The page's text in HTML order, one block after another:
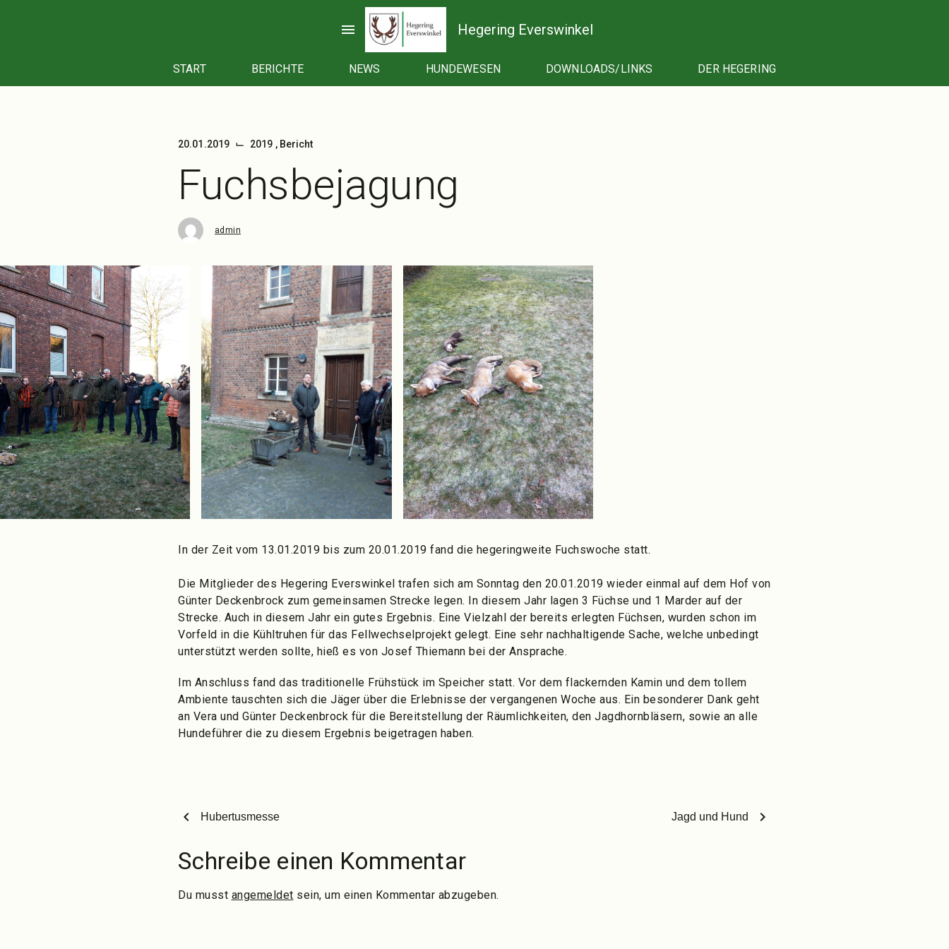
menu Hegering Everswinkel
START BERICHTE NEWS HUNDEWESEN DOWNLOADS/LINKS DER HEGERING
20.01.2019 ⌙ 2019 , Bericht
Fuchsbejagung
admin
In der Zeit vom 13.01.2019 bis zum 20.01.2019 fand die hegeringweite Fuchswoche statt.
Die Mitglieder des Hegering Everswinkel trafen sich am Sonntag den 20.01.2019 wieder einmal auf dem Hof von
Günter Deckenbrock zum gemeinsamen Strecke legen. In diesem Jahr lagen 3 Füchse und 1 Marder auf der
Strecke. Auch in diesem Jahr ein gutes Ergebnis. Eine Vielzahl der bereits erlegten Füchsen, wurden schon im
Vorfeld in die Kühltruhen für das Fellwechselprojekt gelegt. Eine sehr nachhaltigende Sache, welche unbedingt
unterstützt werden sollte, hieß es von Josef Thiemann bei der Ansprache.
Im Anschluss fand das traditionelle Frühstück im Speicher statt. Vor dem flackernden Kamin und dem tollem
Ambiente tauschten sich die Jäger über die Erlebnisse der vergangenen Woche aus. Ein besonderer Dank geht
an Vera und Günter Deckenbrock für die Bereitstellung der Räumlichkeiten, den Jagdhornbläsern, sowie an alle
Hundeführer die zu diesem Ergebnis beigetragen haben.
chevron_left Hubertusmesse Jagd und Hund chevron_right
Schreibe einen Kommentar
Du musst angemeldet sein, um einen Kommentar abzugeben.